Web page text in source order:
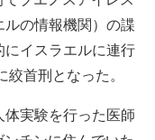
の情報機関）の諜
にイスラエルに連行
首刑となった。
実験を行った医師